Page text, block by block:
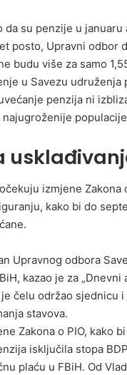
da su penzije u januaru
posto, Upravni odbor
budu više za samo
u Savezu udruženja
penzija ni
izmjene Zakona
kako bi do
Upravnog odbora
kazao je za „Dnevni
čelu održao sjednicu
stavova.
Zakona o PIO, kako
isključila stopa
plaću u FBiH. Od